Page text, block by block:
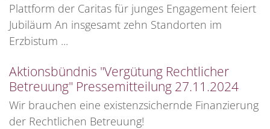
Plattform der Caritas für junges Engagement feiert
Jubiläum An insgesamt zehn Standorten im
Erzbistum ...
Aktionsbündnis "Vergütung Rechtlicher
Betreuung" Pressemitteilung 27.11.2024
Wir brauchen eine existenzsichernde Finanzierung
der Rechtlichen Betreuung!